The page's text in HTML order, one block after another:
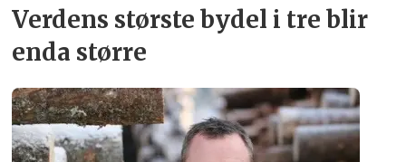
Verdens største bydel i tre blir
enda større